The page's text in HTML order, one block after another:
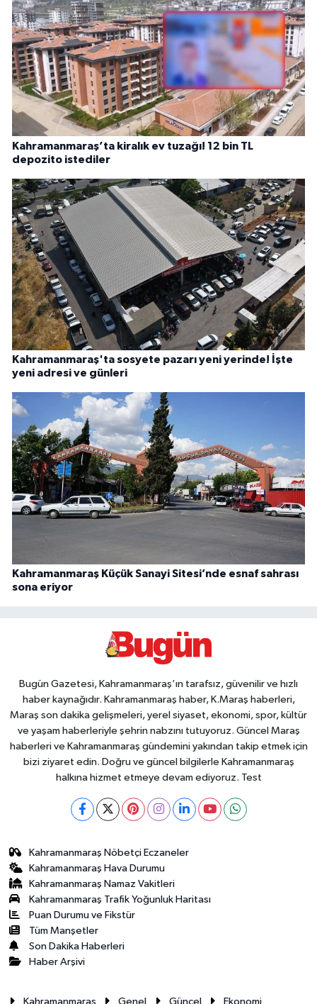
Kahramanmaraş’ta kiralık ev tuzağı! 12 bin TL
depozito istediler
Kahramanmaraş'ta sosyete pazarı yeni yerinde! İşte
yeni adresi ve günleri
Kahramanmaraş Küçük Sanayi Sitesi’nde esnaf sahrası
sona eriyor
Bugün Gazetesi, Kahramanmaraş’ın tarafsız, güvenilir ve hızlı
haber kaynağıdır. Kahramanmaraş haber, K.Maraş haberleri,
Maraş son dakika gelişmeleri, yerel siyaset, ekonomi, spor, kültür
ve yaşam haberleriyle şehrin nabzını tutuyoruz. Güncel Maraş
haberleri ve Kahramanmaraş gündemini yakından takip etmek için
bizi ziyaret edin. Doğru ve güncel bilgilerle Kahramanmaraş
halkına hizmet etmeye devam ediyoruz. Test
Kahramanmaraş Nöbetçi Eczaneler
Kahramanmaraş Hava Durumu
Kahramanmaraş Namaz Vakitleri
Kahramanmaraş Trafik Yoğunluk Haritası
Puan Durumu ve Fikstür
Tüm Manşetler
Son Dakika Haberleri
Haber Arşivi
Kahramanmaraş Genel Güncel Ekonomi